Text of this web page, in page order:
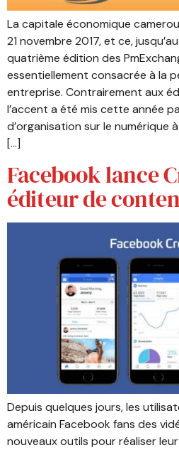
La capitale économique
21 novembre 2017, et ce,
quatrième édition des
essentiellement consacrée à la
entreprise. Contrairement aux
l’accent a été mis cette année
d’organisation sur le numérique
[…]
Facebook lance
éditeur de
Depuis quelques jours, les
américain Facebook fans des
nouveaux outils pour réaliser